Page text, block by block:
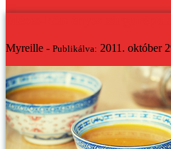
Myreille - Publikálva: 2011. október